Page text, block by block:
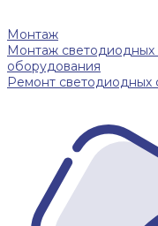
Монтаж
Монтаж светодиодных
оборудования
Ремонт светодиодных